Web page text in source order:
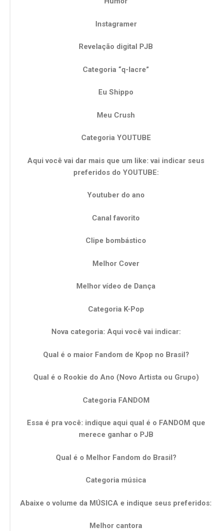
Instagramer
Revelação digital PJB
Categoria “q-lacre”
Eu Shippo
Meu Crush
Categoria YOUTUBE
Aqui você vai dar mais que um like: vai indicar seus
preferidos do YOUTUBE:
Youtuber do ano
Canal favorito
Clipe bombástico
Melhor Cover
Melhor vídeo de Dança
Categoria K-Pop
Nova categoria: Aqui você vai indicar:
Qual é o maior Fandom de Kpop no Brasil?
Qual é o Rookie do Ano (Novo Artista ou Grupo)
Categoria FANDOM
Essa é pra você: indique aqui qual é o FANDOM que
merece ganhar o PJB
Qual é o Melhor Fandom do Brasil?
Categoria música
Abaixe o volume da MÚSICA e indique seus preferidos:
Melhor cantora